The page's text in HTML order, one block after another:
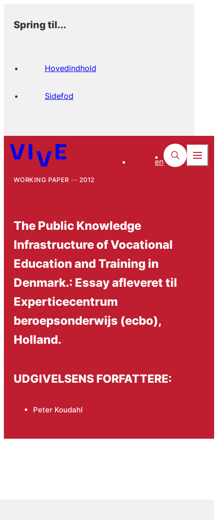
Spring til...
Hovedindhold
Sidefod
en
WORKING PAPER 2012
The Public Knowledge
Infrastructure of Vocational
Education and Training in
Denmark.: Essay afleveret til
Experticecentrum
beroepsonderwijs (ecbo),
Holland.
UDGIVELSENS FORFATTERE:
Peter Koudahl